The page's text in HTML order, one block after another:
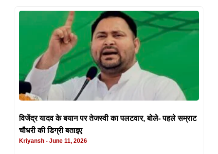
विजेंद्र यादव के बयान पर तेजस्वी का पलटवार, बोले- पहले सम्राट
चौधरी की डिग्री बताइए
Kriyansh June 11, 2026